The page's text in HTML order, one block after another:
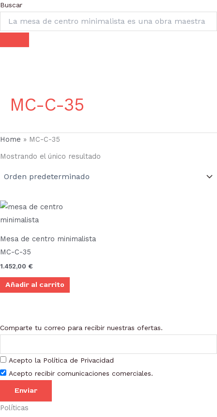
Buscar
MC-C-35
Home » MC-C-35
Mostrando el único resultado
Mesa de centro minimalista
MC-C-35
1.452,00 €
Añadir al carrito
Comparte tu correo para recibir nuestras ofertas.
Acepto la Política de Privacidad
Acepto recibir comunicaciones comerciales.
Enviar
Políticas